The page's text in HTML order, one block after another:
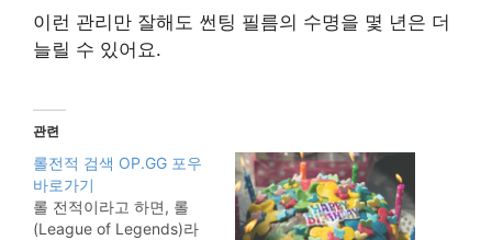
이런 관리만 잘해도 썬팅 필름의 수명을 몇 년은 더
늘릴 수 있어요.
관련
롤전적 검색 OP.GG 포우
바로가기
롤 전적이라고 하면, 롤
(League of Legends)라